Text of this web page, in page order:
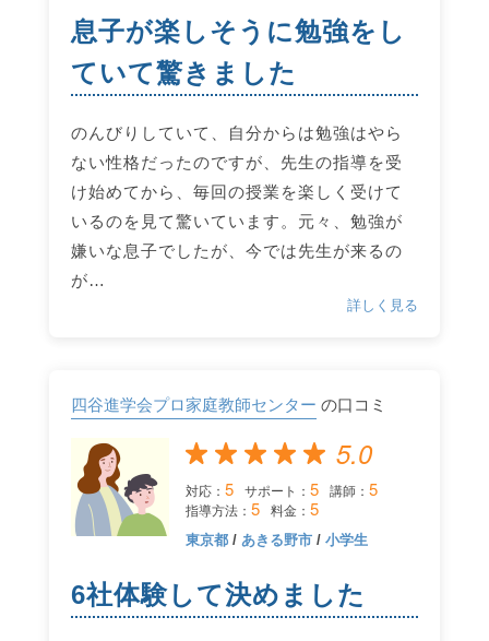
息子が楽しそうに勉強をし
ていて驚きました
のんびりしていて、自分からは勉強はやら
ない性格だったのですが、先生の指導を受
け始めてから、毎回の授業を楽しく受けて
いるのを見て驚いています。元々、勉強が
嫌いな息子でしたが、今では先生が来るの
が…
詳しく見る
四谷進学会プロ家庭教師センター の口コミ
5.0
対応： 5 サポート： 5 講師： 5
指導方法： 5 料金： 5
東京都/ あきる野市/ 小学生
6社体験して決めました